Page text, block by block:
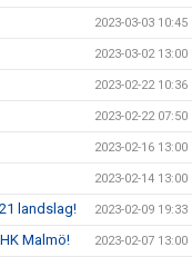
2023-03-03 10:45
2023-03-02 13:00
2023-02-22 10:36
2023-02-22 07:50
2023-02-16 13:00
2023-02-14 13:00
landslag! 2023-02-09 19:33
Malmö! 2023-02-07 13:00